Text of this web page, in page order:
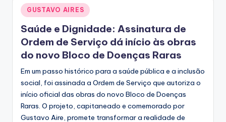
Posted
in
GUSTAVO AIRES
Saúde e Dignidade: Assinatura de
Ordem de Serviço dá início às obras
do novo Bloco de Doenças Raras
Em um passo histórico para a saúde pública e a inclusão
social, foi assinada a Ordem de Serviço que autoriza o
início oficial das obras do novo Bloco de Doenças
Raras. O projeto, capitaneado e comemorado por
Gustavo Aire, promete transformar a realidade de